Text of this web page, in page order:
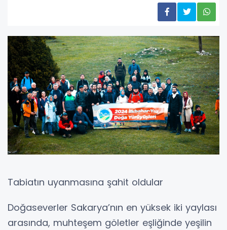
Tabiatın uyanmasına şahit oldular
Doğaseverler Sakarya’nın en yüksek iki yaylası
arasında, muhteşem göletler eşliğinde yeşilin